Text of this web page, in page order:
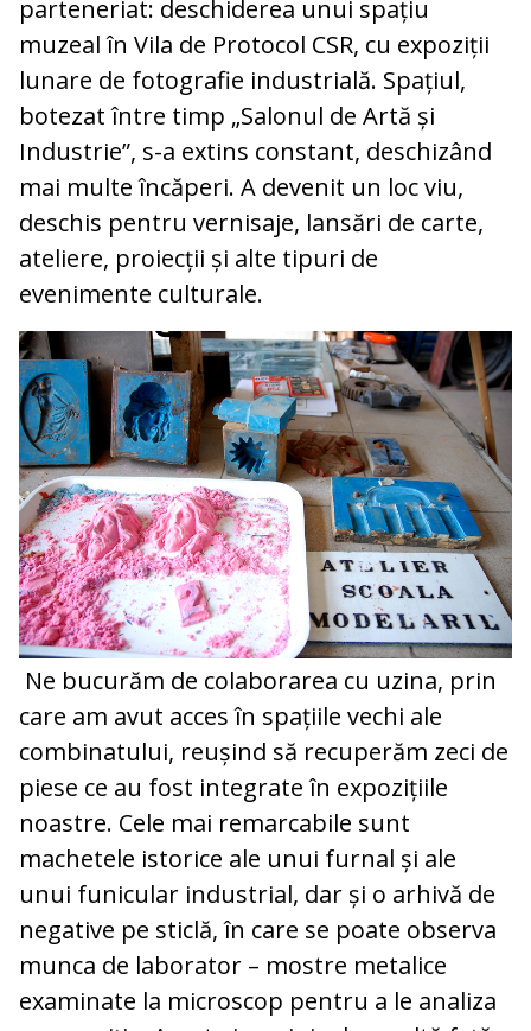
parteneriat: deschiderea unui spațiu
muzeal în Vila de Protocol CSR, cu expoziții
lunare de fotografie industrială. Spațiul,
botezat între timp „Salonul de Artă și
Industrie”, s-a extins constant, deschizând
mai multe încăperi. A devenit un loc viu,
deschis pentru vernisaje, lansări de carte,
ateliere, proiecții și alte tipuri de
evenimente culturale.
Ne bucurăm de colaborarea cu uzina, prin
care am avut acces în spațiile vechi ale
combinatului, reușind să recuperăm zeci de
piese ce au fost integrate în expozițiile
noastre. Cele mai remarcabile sunt
machetele istorice ale unui furnal și ale
unui funicular industrial, dar și o arhivă de
negative pe sticlă, în care se poate observa
munca de laborator – mostre metalice
examinate la microscop pentru a le analiza